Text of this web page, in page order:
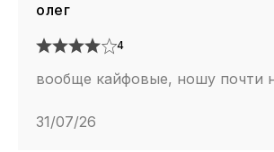
олег
4
вообще кайфовые, ношу почти
31/07/26